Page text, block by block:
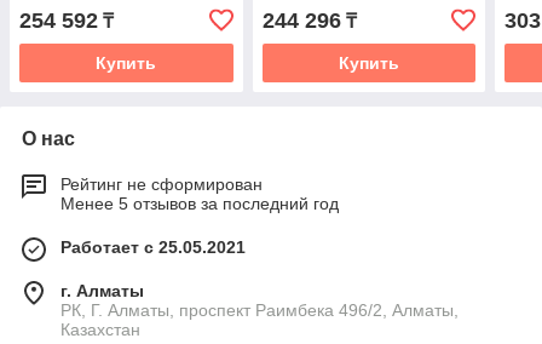
254 592 ₸
Купить
244 296₸
Купить
О нас
Рейтинг не сформирован
Менее 5 отзывов за последний год
Работает с 25.05.2021
г. Алматы
РК, Г. Алматы, проспект Раимбека 496/2, Алматы,
Казахстан